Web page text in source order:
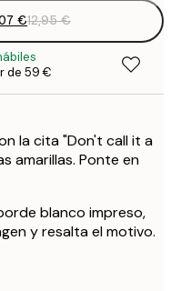
€12,95 €
de 59 €
la cita "Don't call it a
amarillas. Ponte en
blanco impreso,
y resalta el motivo.